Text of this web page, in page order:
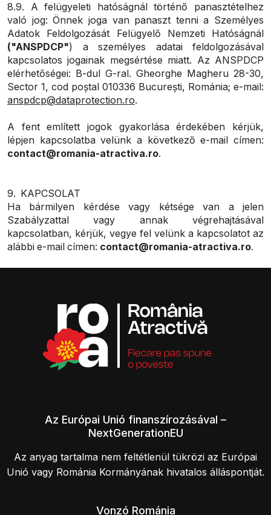
8.9. A felügyeleti hatóságnál történő panasztételhez
való jog: Önnek joga van panaszt tenni a Személyes
Adatok Feldolgozását Felügyelő Nemzeti Hatóságnál
("ANSPDCP") a személyes adatai feldolgozásával
kapcsolatos jogainak megsértése miatt. Az ANSPDCP
elérhetőségei: B-dul G-ral. Gheorghe Magheru 28-30,
Sector 1, cod poștal 010336 București, Románia; e-mail:
anspdcp@dataprotection.ro.
A fent említett jogok gyakorlása érdekében kérjük,
lépjen kapcsolatba velünk a következő e-mail címen:
contact@romania-atractiva.ro.
9. KAPCSOLAT
Ha bármilyen kérdése vagy kétsége van a jelen
Szabályzattal vagy annak végrehajtásával
kapcsolatban, kérjük, vegye fel velünk a kapcsolatot az
alábbi e-mail címen: contact@romania-atractiva.ro.
Az Európai Unió finanszírozásával –
NextGenerationEU
Az anyag tartalma nem feltétlenül tükrözi az Európai
Unió vagy Románia Kormányának hivatalos álláspontját.
Vonzó Románia